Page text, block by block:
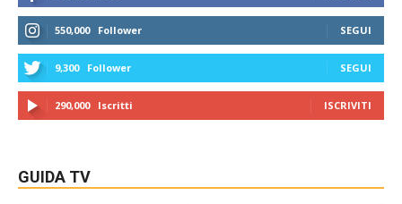
550,000 Follower SEGUI
9,300 Follower SEGUI
290,000 Iscritti ISCRIVITI
GUIDA TV